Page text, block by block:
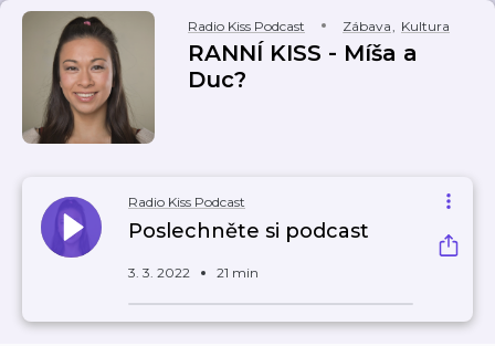
Radio Kiss Podcast Zábava, Kultura
RANNÍ KISS - Míša a
Duc?
Radio Kiss Podcast
Poslechněte si podcast
3. 3. 2022 21 min